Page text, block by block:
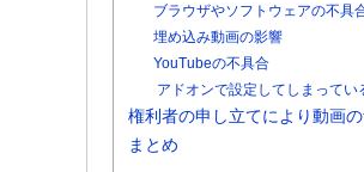
ブラウザやソフトウェアの不具
埋め込み動画の影響
YouTubeの不具合
アドオンで設定してしまってい
権利者の申し立てにより動画
まとめ